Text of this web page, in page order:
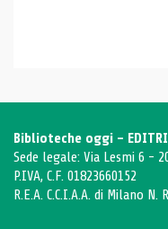
Biblioteche oggi -
Sede legale: Via Lesmi 6 -
P.IVA, C.F. 01823660152
R.E.A. C.C.I.A.A. di Milano N.